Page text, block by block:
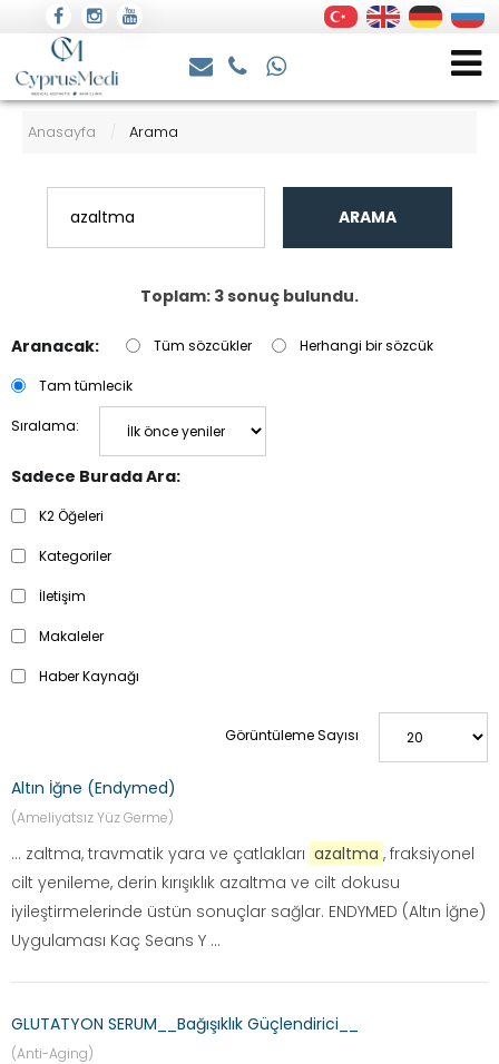
Anasayfa / Arama
ARAMA
Toplam: 3 sonuç bulundu.
Aranacak: Tüm sözcükler Herhangi bir sözcük
Tam tümlecik
Sıralama:
Sadece Burada Ara:
K2 Öğeleri
Kategoriler
İletişim
Makaleler
Haber Kaynağı
Görüntüleme Sayısı
Altın İğne (Endymed)
(Ameliyatsız Yüz Germe)
... zaltma, travmatik yara ve çatlakları azaltma , fraksiyonel
cilt yenileme, derin kırışıklık azaltma ve cilt dokusu
iyileştirmelerinde üstün sonuçlar sağlar. ENDYMED (Altın İğne)
Uygulaması Kaç Seans Y ...
GLUTATYON SERUM__Bağışıklık Güçlendirici__
(Anti-Aging)